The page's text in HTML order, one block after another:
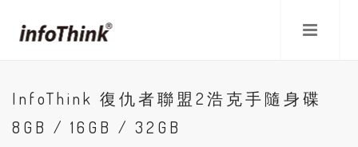
InfoThink 復仇者聯盟2浩克手隨身碟
8GB / 16GB / 32GB